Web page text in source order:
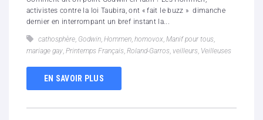
activistes contre la loi Taubira, ont « fait le buzz » dimanche
dernier en interrompant un bref instant la...
cathosphère, Godwin, Hommen, homovox, Manif pour tous,
mariage gay, Printemps Français, Roland-Garros, veilleurs, Veilleuses
EN SAVOIR PLUS